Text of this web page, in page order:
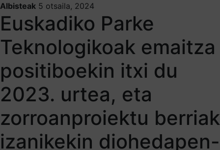
Albisteak 5 otsaila, 2024
Euskadiko Parke
Teknologikoak emaitza
positiboekin itxi du
2023. urtea, eta
zorroanproiektu berriak
izanikekin diohedapen-